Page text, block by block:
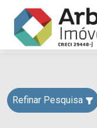
Refinar Pesquisa